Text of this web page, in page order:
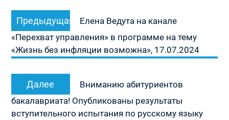
Навигация
по
записям
Предыдущая
запись:
Елена Ведута на канале
«Перехват управления» в программе на тему
«Жизнь без инфляции возможна», 17.07.2024
Далее
запись:
Вниманию абитуриентов
бакалавриата! Опубликованы результаты
вступительного испытания по русскому языку